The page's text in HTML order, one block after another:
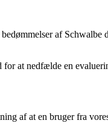
af Schwalbe
at nedfælde en
af at en bruger fra